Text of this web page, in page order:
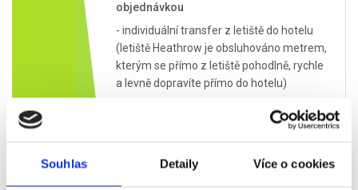
Souhlas Detaily Více o cookies
12.03.
objednávkou
- individuální transfer z letiště do hotelu
(letiště Heathrow je obsluhováno metrem,
kterým se přímo z letiště pohodlně, rychle
a levně dopravíte přímo do hotelu)
památek:Buckinghamský palác,
Westminsterský palác, Westminsterské